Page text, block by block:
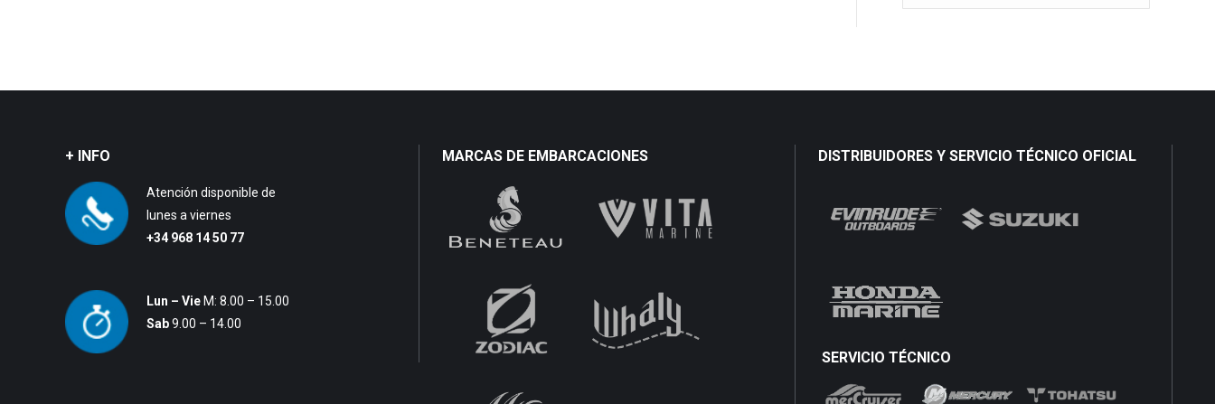
+ INFO
Atención disponible de
lunes a viernes
+34 968 14 50 77
Lun – VieM: 8.00 – 15.00
Sab9.00 – 14.00
MARCAS DE EMBARCACIONES DISTRIBUIDORES Y SERVICIO TÉCNICO OFICIAL
SERVICIO TÉCNICO